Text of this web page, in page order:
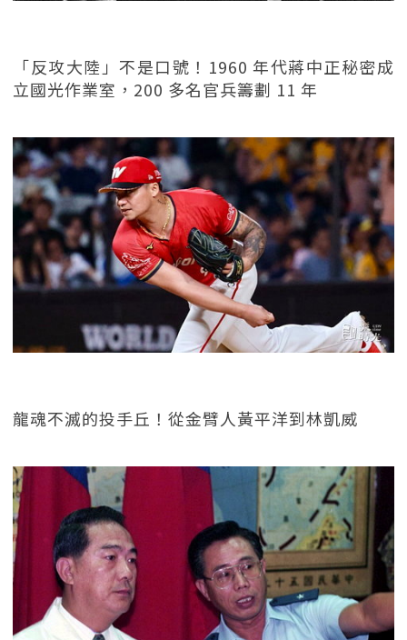
「反攻大陸」不是口號！1960 年代蔣中正秘密成
立國光作業室，200 多名官兵籌劃 11 年
龍魂不滅的投手丘！從金臂人黃平洋到林凱威